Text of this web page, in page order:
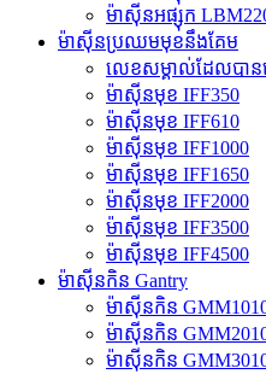
ម៉ាស៊ីនអផ្សុក
ម៉ាស៊ីនប្រឈមមុខនឹងគែម
លេខសម្គាល់ដែលបា
ម៉ាស៊ីនមុខ IFF350
ម៉ាស៊ីនមុខ IFF610
ម៉ាស៊ីនមុខ IFF1000
ម៉ាស៊ីនមុខ IFF1650
ម៉ាស៊ីនមុខ IFF2000
ម៉ាស៊ីនមុខ IFF3500
ម៉ាស៊ីនមុខ IFF4500
ម៉ាស៊ីនកិន Gantry
ម៉ាស៊ីនកិន
ម៉ាស៊ីនកិន
ម៉ាស៊ីនកិន